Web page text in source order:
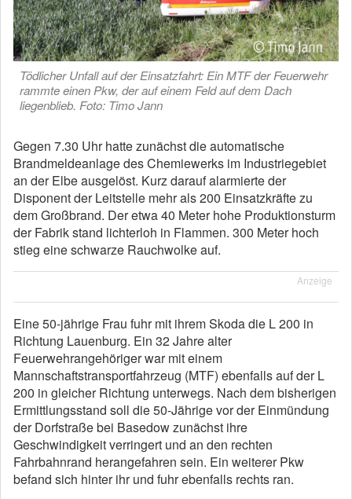
Tödlicher Unfall auf der Einsatzfahrt: Ein MTF der Feuerwehr
rammte einen Pkw, der auf einem Feld auf dem Dach
liegenblieb. Foto: Timo Jann
Gegen 7.30 Uhr hatte zunächst die automatische
Brandmeldeanlage des Chemiewerks im Industriegebiet
an der Elbe ausgelöst. Kurz darauf alarmierte der
Disponent der Leitstelle mehr als 200 Einsatzkräfte zu
dem Großbrand. Der etwa 40 Meter hohe Produktionsturm
der Fabrik stand lichterloh in Flammen. 300 Meter hoch
stieg eine schwarze Rauchwolke auf.
Anzeige
Eine 50-jährige Frau fuhr mit ihrem Skoda die L 200 in
Richtung Lauenburg. Ein 32 Jahre alter
Feuerwehrangehöriger war mit einem
Mannschaftstransportfahrzeug (MTF) ebenfalls auf der L
200 in gleicher Richtung unterwegs. Nach dem bisherigen
Ermittlungsstand soll die 50-Jährige vor der Einmündung
der Dorfstraße bei Basedow zunächst ihre
Geschwindigkeit verringert und an den rechten
Fahrbahnrand herangefahren sein. Ein weiterer Pkw
befand sich hinter ihr und fuhr ebenfalls rechts ran.